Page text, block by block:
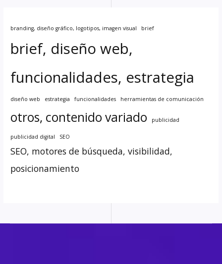
branding, diseño gráfico, logotipos, imagen visual brief
brief, diseño web,
funcionalidades, estrategia
diseño web estrategia funcionalidades herramientas de comunicación
otros, contenido variado publicidad
publicidad digital SEO
SEO, motores de búsqueda, visibilidad,
posicionamiento